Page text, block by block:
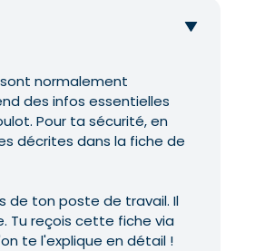
normalement
des infos essentielles
Pour ta sécurité, en
décrites dans la fiche de
de ton poste de travail. Il
Tu reçois cette fiche via
te l'explique en détail !